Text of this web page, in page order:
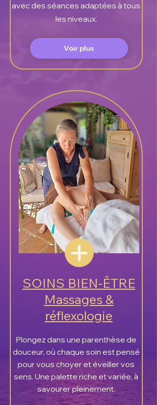
avec des séances adaptées à tous
les niveaux.
Voir plus
SOINS BIEN-ÊTRE
Massages &
réflexologie
Plongez dans une parenthèse de
douceur, où chaque soin est pensé
pour vous choyer et éveiller vos
sens. Une palette riche et variée, à
savourer pleinement.